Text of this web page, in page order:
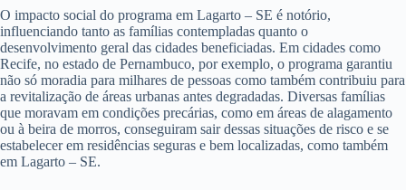
O impacto social do programa em Lagarto – SE é notório,
influenciando tanto as famílias contempladas quanto o
desenvolvimento geral das cidades beneficiadas. Em cidades como
Recife, no estado de Pernambuco, por exemplo, o programa garantiu
não só moradia para milhares de pessoas como também contribuiu para
a revitalização de áreas urbanas antes degradadas. Diversas famílias
que moravam em condições precárias, como em áreas de alagamento
ou à beira de morros, conseguiram sair dessas situações de risco e se
estabelecer em residências seguras e bem localizadas, como também
em Lagarto – SE.